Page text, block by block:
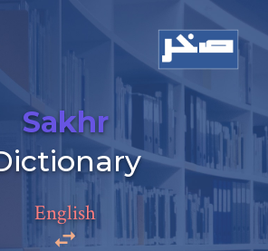
Sakhr
English
a comment